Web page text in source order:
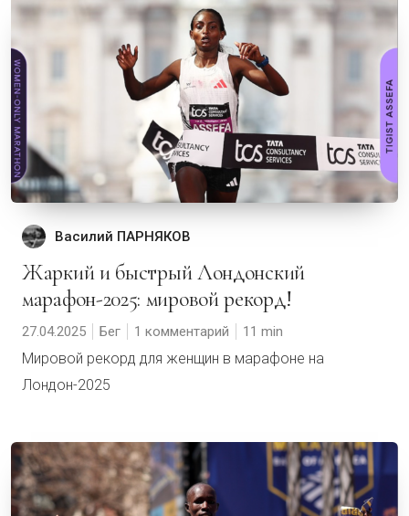
Василий ПАРНЯКОВ
Жаркий и быстрый Лондонский
марафон-2025: мировой рекорд!
27.04.2025 Бег 1 комментарий 11
Мировой рекорд для женщин в марафоне на
Лондон-2025